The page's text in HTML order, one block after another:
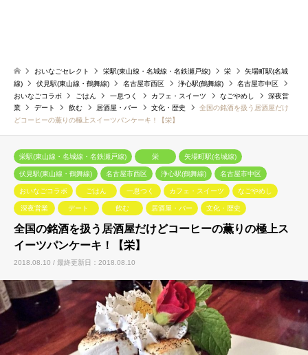
おいなごセレクト 栄駅(東山線・名城線・名鉄瀬戸線) 栄
矢場町駅(名城
線)
伏見駅(東山線・鶴舞線) 名古屋市西区 浄心駅(鶴舞線)
名古屋市中区
おいなごコラボ
ごはん 一息つく カフェ・スイーツ なごやめし
深夜営
業
デート 飲む 居酒屋・バー 文化・歴史
全国の銘酒を扱う居酒屋だけ
どコーヒーの薫りの極上スイーツパンケーキ！【栄】
栄駅(東山線・名城線・名鉄瀬戸線) 栄 矢場町駅(名城線)
伏見駅(東山線・鶴舞線) 名古屋市西区 浄心駅(鶴舞線) 名古屋市中区
おいなごコラボ ごはん 一息つく カフェ・スイーツ なごやめし
深夜営業 デート 飲む 居酒屋・バー 文化・歴史
全国の銘酒を扱う居酒屋だけどコーヒーの薫りの極上ス
イーツパンケーキ！【栄】
2018.08.10 / 最終更新日：2018.08.10